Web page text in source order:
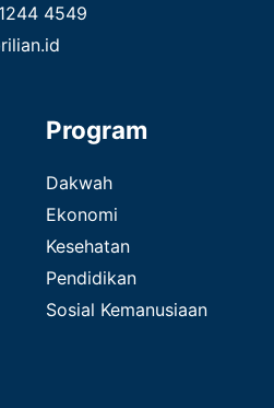
4549
Program
Dakwah
Ekonomi
Kesehatan
Pendidikan
Sosial Kemanusiaan